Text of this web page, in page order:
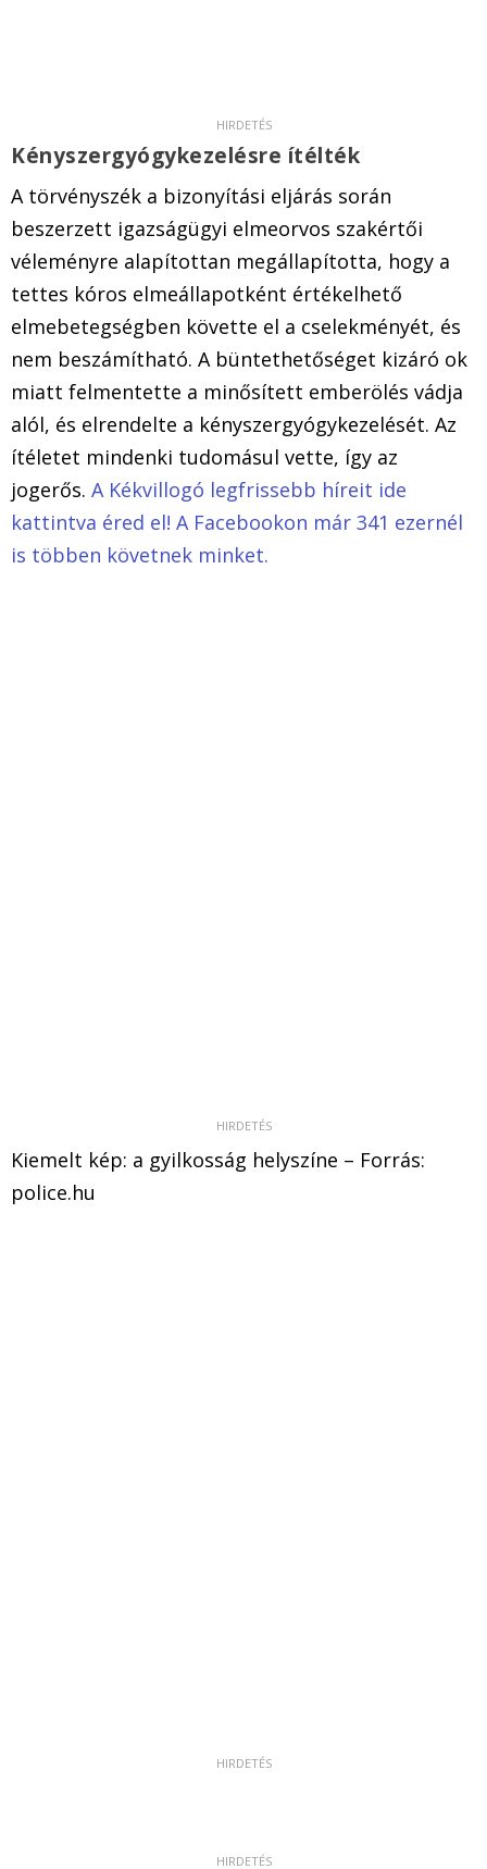
Kényszergyógykezelésre ítélték
A törvényszék a bizonyítási eljárás során
beszerzett igazságügyi elmeorvos szakértői
véleményre alapítottan megállapította, hogy a
tettes kóros elmeállapotként értékelhető
elmebetegségben követte el a cselekményét, és
nem beszámítható. A büntethetőséget kizáró ok
miatt felmentette a minősített emberölés vádja
alól, és elrendelte a kényszergyógykezelését. Az
ítéletet mindenki tudomásul vette, így az
jogerős. A Kékvillogó legfrissebb híreit ide
kattintva éred el! A Facebookon már 341 ezernél
is többen követnek minket.
Kiemelt kép: a gyilkosság helyszíne – Forrás:
police.hu